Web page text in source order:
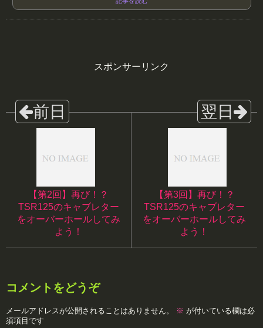
スポンサーリンク
【第2回】再び！？
TSR125のキャブレター
をオーバーホールしてみ
よう！
【第3回】再び！？
TSR125のキャブレター
をオーバーホールしてみ
よう！
コメントをどうぞ
メールアドレスが公開されることはありません。 ※ が付いている欄は必
須項目です